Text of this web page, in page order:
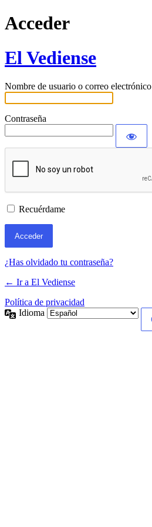
Acceder
El Vediense
Nombre de usuario o correo electrónico
Contraseña
Recuérdame
¿Has olvidado tu contraseña?
← Ir a El Vediense
Política de privacidad
Idioma